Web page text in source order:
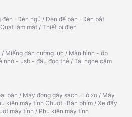
đèn -Đèn ngủ /Đèn để bàn -Đèn bắt
Quạt làm mát / Thiết bị điện
/ Miếng dán cường lực / Màn hình - ốp
nhớ - usb - đầu đọc thẻ / Tai nghe cắm
bàn / Máy đóng gáy sách -Lò xo / Máy
kiện máy tính Chuột -Bàn phím / Xe đẩy
máy tính / Phụ kiện máy tính